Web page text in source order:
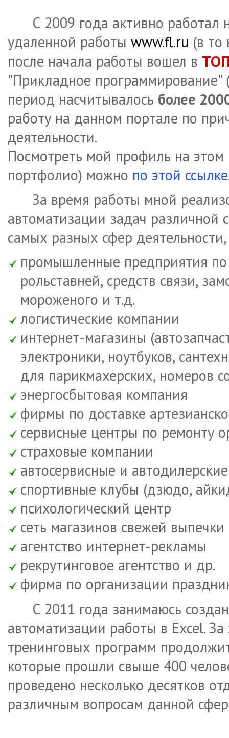
С 2009 года активно работал
удаленной работы www.fl.ru (в
после начала работы вошел в
"Прикладное программирование"
период насчитывалось более
работу на данном портале по
деятельности.
Посмотреть мой профиль на
портфолио) можно по этой ссылке
За время работы мной
автоматизации задач различной
самых разных сфер
промышленные предприятия по
рольставней, средств связи,
мороженого и т.д.
логистические компании
интернет-магазины
электроники, ноутбуков,
для парикмахерских, номеров
энергосбытовая компания
фирмы по доставке
сервисные центры по ремонту
страховые компании
автосервисные и
спортивные клубы (дзюдо,
психологический центр
сеть магазинов свежей выпечки
агентство интернет-рекламы
рекрутинговое агентство и др.
фирма по организации
С 2011 года занимаюсь
автоматизации работы в Excel.
тренинговых программ
которые прошли свыше 400
проведено несколько десятков
различным вопросам данной